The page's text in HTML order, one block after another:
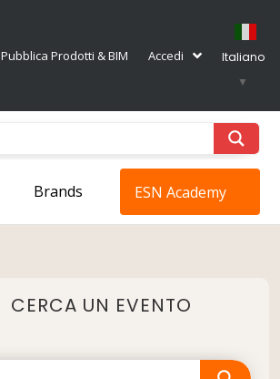
Pubblica Prodotti & BIM Accedi
Italiano
▼
Brands ESN Academy
CERCA UN EVENTO